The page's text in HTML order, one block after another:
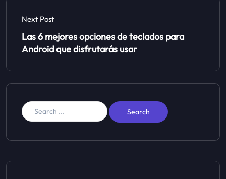
Next Post
Las 6 mejores opciones de teclados para
Android que disfrutarás usar